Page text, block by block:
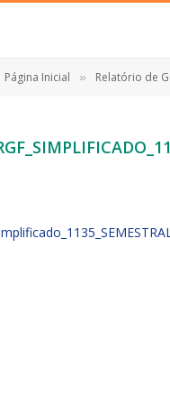
Página Inicial » Relatório de